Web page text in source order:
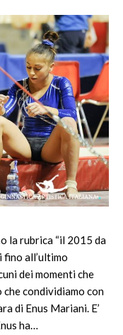
la rubrica “il 2015 da
fino all’ultimo
dei momenti che
condividiamo con
di Enus Mariani. E’
ha…